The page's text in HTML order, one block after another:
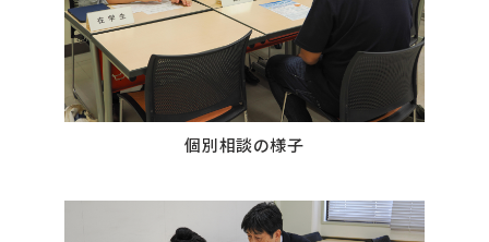
個別相談の様子